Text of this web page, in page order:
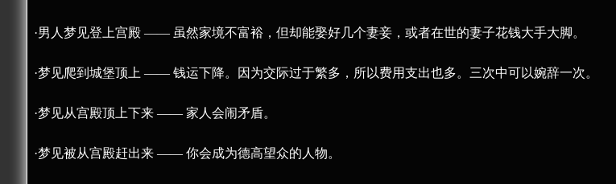
·男人梦见登上宫殿 —— 虽然家境不富裕，但却能娶好几个妻妾，或者在世的妻子花钱大手大脚。
·梦见爬到城堡顶上 —— 钱运下降。因为交际过于繁多，所以费用支出也多。三次中可以婉辞一次。
·梦见从宫殿顶上下来 —— 家人会闹矛盾。
·梦见被从宫殿赶出来 —— 你会成为德高望众的人物。